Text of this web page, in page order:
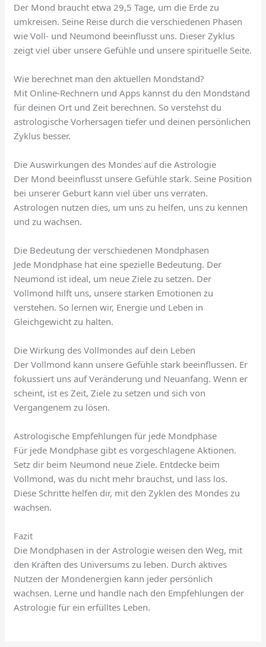
Der Mond braucht etwa 29,5 Tage, um die Erde zu
umkreisen. Seine Reise durch die verschiedenen Phasen
wie Voll- und Neumond beeinflusst uns. Dieser Zyklus
zeigt viel über unsere Gefühle und unsere spirituelle Seite.
Wie berechnet man den aktuellen Mondstand?
Mit Online-Rechnern und Apps kannst du den Mondstand
für deinen Ort und Zeit berechnen. So verstehst du
astrologische Vorhersagen tiefer und deinen persönlichen
Zyklus besser.
Die Auswirkungen des Mondes auf die Astrologie
Der Mond beeinflusst unsere Gefühle stark. Seine Position
bei unserer Geburt kann viel über uns verraten.
Astrologen nutzen dies, um uns zu helfen, uns zu kennen
und zu wachsen.
Die Bedeutung der verschiedenen Mondphasen
Jede Mondphase hat eine spezielle Bedeutung. Der
Neumond ist ideal, um neue Ziele zu setzen. Der
Vollmond hilft uns, unsere starken Emotionen zu
verstehen. So lernen wir, Energie und Leben in
Gleichgewicht zu halten.
Die Wirkung des Vollmondes auf dein Leben
Der Vollmond kann unsere Gefühle stark beeinflussen. Er
fokussiert uns auf Veränderung und Neuanfang. Wenn er
scheint, ist es Zeit, Ziele zu setzen und sich von
Vergangenem zu lösen.
Astrologische Empfehlungen für jede Mondphase
Für jede Mondphase gibt es vorgeschlagene Aktionen.
Setz dir beim Neumond neue Ziele. Entdecke beim
Vollmond, was du nicht mehr brauchst, und lass los.
Diese Schritte helfen dir, mit den Zyklen des Mondes zu
wachsen.
Fazit
Die Mondphasen in der Astrologie weisen den Weg, mit
den Kräften des Universums zu leben. Durch aktives
Nutzen der Mondenergien kann jeder persönlich
wachsen. Lerne und handle nach den Empfehlungen der
Astrologie für ein erfülltes Leben.